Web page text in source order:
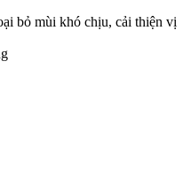
bỏ mùi khó chịu, cải thiện vị